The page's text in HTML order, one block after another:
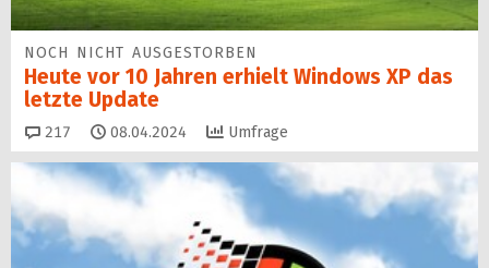
NOCH NICHT AUSGESTORBEN
Heute vor 10 Jahren erhielt Windows XP das
letzte Update
217 Kommentare
08.04.2024 Umfrage